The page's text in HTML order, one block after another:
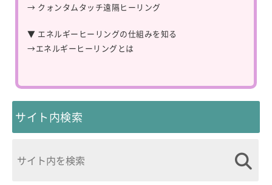
→ クォンタムタッチ遠隔ヒーリング
▼ エネルギーヒーリングの仕組みを知る
→エネルギーヒーリングとは
サイト内検索